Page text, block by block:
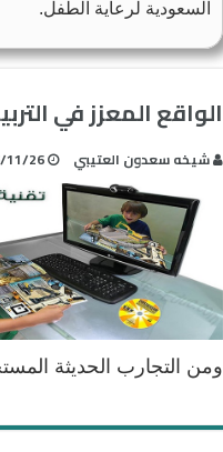
السعودية لرعاية الطفل.
الواقع المعزز في
شيخه سعدون العتيبي‎ 11/26
ومن التجارب الحديثة